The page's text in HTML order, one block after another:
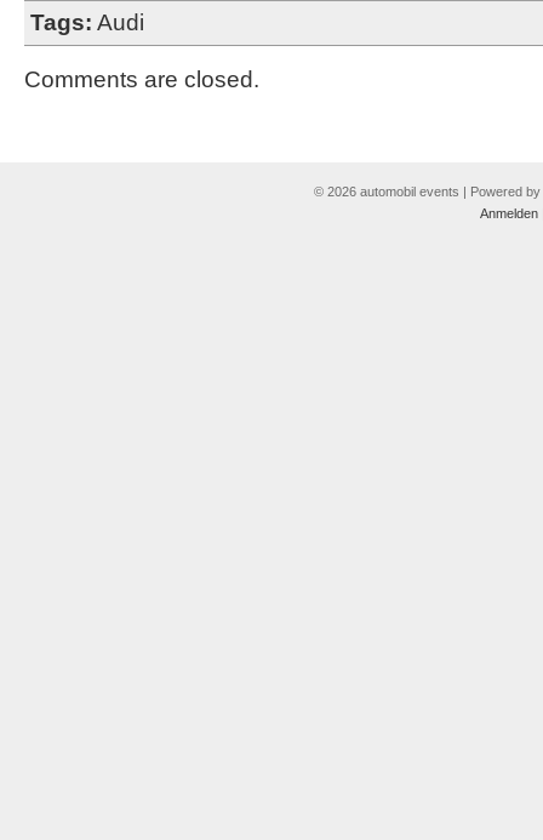
Tags: Audi
Comments are closed.
© 2026 automobil events | Powered by
Anmelden|